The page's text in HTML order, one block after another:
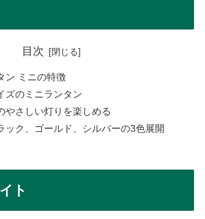
目次
ン ミニの特徴
ズのミニランタン
やさしい灯りを楽しめる
ック、ゴールド、シルバーの3色展開
ト